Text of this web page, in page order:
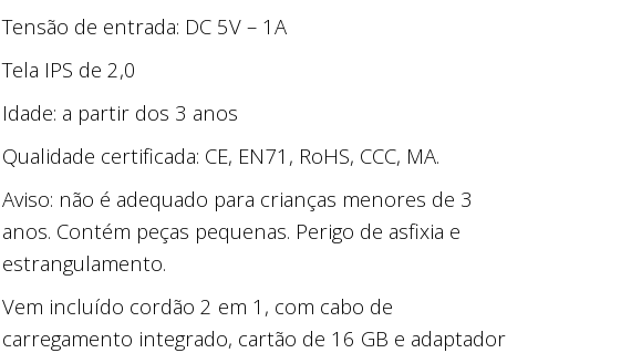
Tensão de entrada: DC 5V – 1A
Tela IPS de 2,0
Idade: a partir dos 3 anos
Qualidade certificada: CE, EN71, RoHS, CCC, MA.
Aviso: não é adequado para crianças menores de 3
anos. Contém peças pequenas. Perigo de asfixia e
estrangulamento.
Vem incluído cordão 2 em 1, com cabo de
carregamento integrado, cartão de 16 GB e adaptador